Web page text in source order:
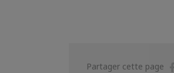
Partager cette page